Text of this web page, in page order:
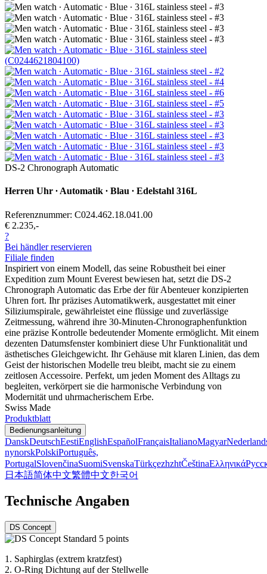
DS-2 Chronograph Automatic
Herren Uhr ∙ Automatik ∙ Blau ∙ Edelstahl 316L
Referenznummer: C024.462.18.041.00
€ 2.235,-
?
Bei händler reservieren
Filiale finden
Inspiriert von einem Modell, das seine Robustheit bei einer
Expedition zum Mount Everest bewiesen hat, setzt die DS-2
Chronograph Automatic das Erbe der für Abenteuer konzipierten
Uhren fort. Ihr präzises Automatikwerk, ausgestattet mit einer
Siliziumspirale, gewährleistet eine flüssige und zuverlässige
Zeitmessung, während ihre 30-Minuten-Chronographenfunktion
eine präzise Kontrolle bedeutender Momente ermöglicht. Mit einem
dezenten Datumsfenster kombiniert diese Uhr Funktionalität und
ästhetisches Gleichgewicht. Ihr Gehäuse mit klaren Linien, das dem
Geist der historischen Modelle treu bleibt, macht sie zu einem
zeitlosen Accessoire. Perfekt, um jeden Moment des Alltags zu
begleiten, verkörpert sie die harmonische Verbindung von
Modernität und uhrmacherischem Erbe.
Swiss Made
Produktblatt
Bedienungsanleitung
DanskDeutschEestiEnglishEspañolFrançaisItalianoMagyar
nynorskPolskiPortuguês,
PortugalSlovenčinaSuomiSvenskaTürkçezhzhtČeštinaΕλληνικά
日本語简体中文繁體中文한국어
Technische Angaben
DS Concept
1. Saphirglas (extrem kratzfest)
2. O-Ring Dichtung auf der Stellwelle